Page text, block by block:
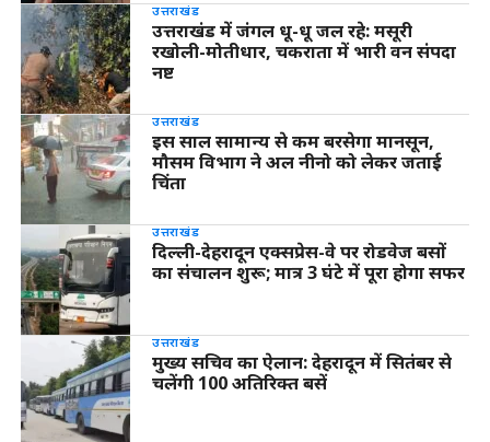
उत्तराखंड
उत्तराखंड में जंगल धू-धू जल रहे: मसूरी
रखोली-मोतीधार, चकराता में भारी वन संपदा
नष्ट
उत्तराखंड
इस साल सामान्य से कम बरसेगा मानसून,
मौसम विभाग ने अल नीनो को लेकर जताई
चिंता
उत्तराखंड
दिल्ली-देहरादून एक्सप्रेस-वे पर रोडवेज बसों
का संचालन शुरू; मात्र 3 घंटे में पूरा होगा सफर
उत्तराखंड
मुख्य सचिव का ऐलान: देहरादून में सितंबर से
चलेंगी 100 अतिरिक्त बसें